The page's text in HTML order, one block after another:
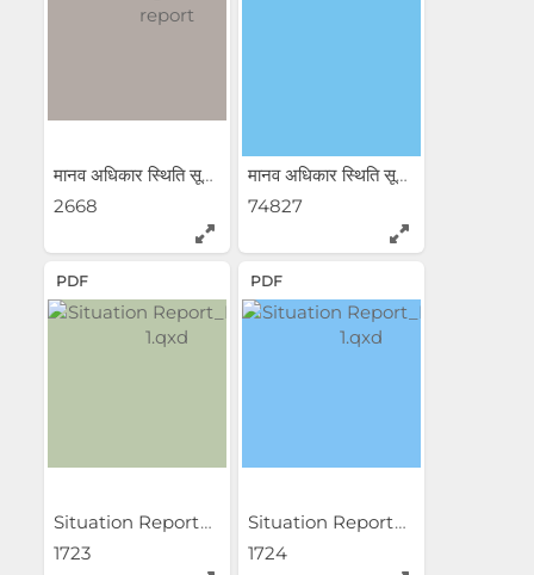
मानव अधिकार स्थिति सूचक =...
2668
मानव अधिकार स्थिति सूचक: ...
74827
PDF
Situation Report_Layout 1.qxd
1723
PDF
Situation Report_Layout 1.qxd
1724